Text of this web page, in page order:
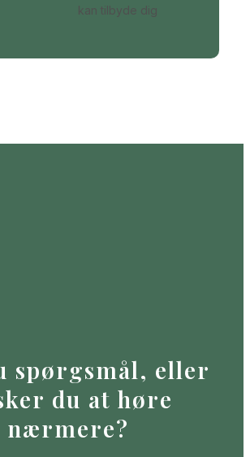
kan tilbyde dig
spørgsmål, eller
du at høre
nærmere?